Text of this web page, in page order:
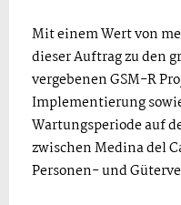
Mit einem Wert von
dieser Auftrag zu den
vergebenen GSM-R
Implementierung
Wartungsperiode auf
zwischen Medina del
Personen- und